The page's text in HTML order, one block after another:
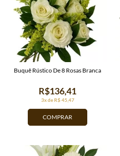
COMPRAR
3x de R$ 45,47
R$136,41
Buquê Rústico De 8 Rosas Branca